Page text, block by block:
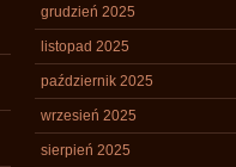
grudzień 2025
listopad 2025
październik 2025
wrzesień 2025
sierpień 2025